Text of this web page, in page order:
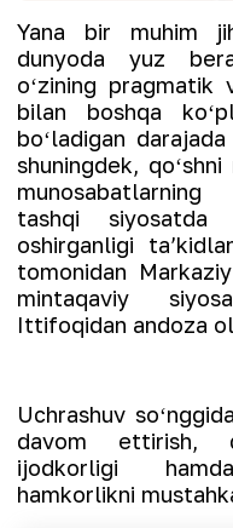
Yana bir muhim
dunyoda yuz
oʻzining pragmatik
bilan boshqa
boʻladigan
shuningdek,
tashqi siyosatda
oshirganligi
tomonidan
mintaqaviy
Ittifoqidan andoza
Uchrashuv
davom ettirish,
ijodkorligi
hamkorlikni